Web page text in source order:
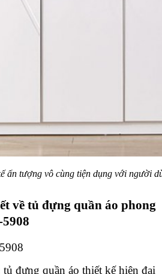
ấn tượng vô cùng tiện dụng với người
về tủ đựng quần áo phong
tủ đựng quần áo thiết kế hiện đại